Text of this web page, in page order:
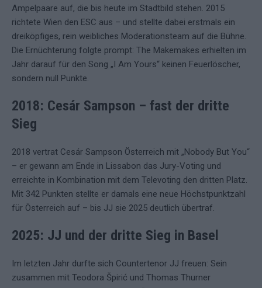
Ampelpaare auf, die bis heute im Stadtbild stehen. 2015
richtete Wien den ESC aus – und stellte dabei erstmals ein
dreiköpfiges, rein weibliches Moderationsteam auf die Bühne.
Die Ernüchterung folgte prompt: The Makemakes erhielten im
Jahr darauf für den Song „I Am Yours“ keinen Feuerlöscher,
sondern null Punkte.
2018: Cesár Sampson – fast der dritte
Sieg
2018 vertrat Cesár Sampson Österreich mit „Nobody But You“
– er gewann am Ende in Lissabon das Jury-Voting und
erreichte in Kombination mit dem Televoting den dritten Platz.
Mit 342 Punkten stellte er damals eine neue Höchstpunktzahl
für Österreich auf – bis JJ sie 2025 deutlich übertraf.
2025: JJ und der dritte Sieg in Basel
Im letzten Jahr durfte sich Countertenor JJ freuen: Sein
zusammen mit Teodora Špirić und Thomas Thurner